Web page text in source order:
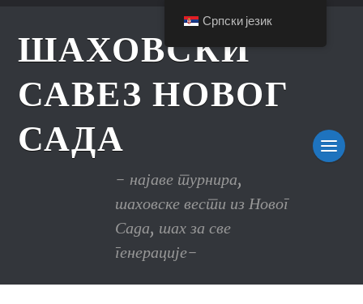
ШАХОВСКИ
САВЕЗ НОВОГ
САДА
- најаве турнира,
шаховске вести из Новог
Сада, шах за све
генерације-
Српски језик